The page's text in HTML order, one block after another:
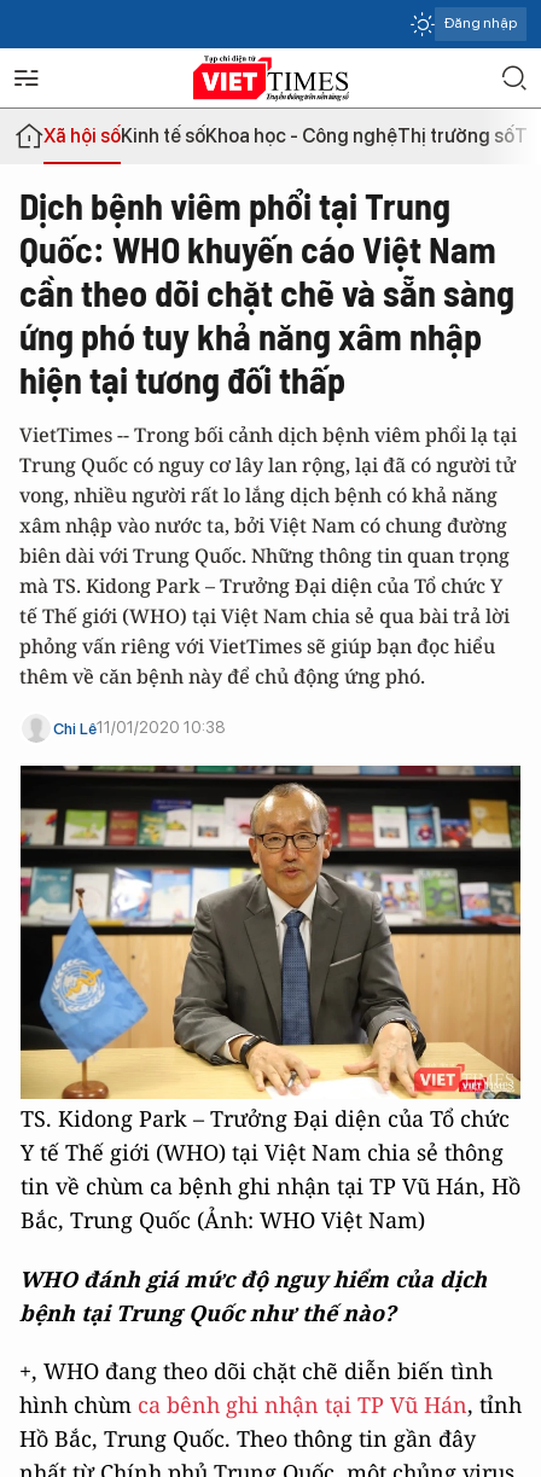
Đăng nhập
Xã hội sốKinh tế sốKhoa học - Công nghệThị trường số
Dịch bệnh viêm phổi tại Trung
Quốc: WHO khuyến cáo Việt Nam
cần theo dõi chặt chẽ và sẵn sàng
ứng phó tuy khả năng xâm nhập
hiện tại tương đối thấp
VietTimes -- Trong bối cảnh dịch bệnh viêm phổi lạ tại
Trung Quốc có nguy cơ lây lan rộng, lại đã có người tử
vong, nhiều người rất lo lắng dịch bệnh có khả năng
xâm nhập vào nước ta, bởi Việt Nam có chung đường
biên dài với Trung Quốc. Những thông tin quan trọng
mà TS. Kidong Park – Trưởng Đại diện của Tổ chức Y
tế Thế giới (WHO) tại Việt Nam chia sẻ qua bài trả lời
phỏng vấn riêng với VietTimes sẽ giúp bạn đọc hiểu
thêm về căn bệnh này để chủ động ứng phó.
Chi Lê11/01/2020 10:38
TS. Kidong Park – Trưởng Đại diện của Tổ chức
Y tế Thế giới (WHO) tại Việt Nam chia sẻ thông
tin về chùm ca bệnh ghi nhận tại TP Vũ Hán, Hồ
Bắc, Trung Quốc (Ảnh: WHO Việt Nam)
WHO đánh giá mức độ nguy hiểm của dịch
bệnh tại Trung Quốc như thế nào?
+, WHO đang theo dõi chặt chẽ diễn biến tình
hình chùm ca bênh ghi nhận tại TP Vũ Hán, tỉnh
Hồ Bắc, Trung Quốc. Theo thông tin gần đây